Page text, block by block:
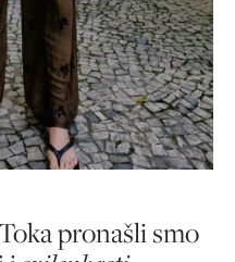
pronašli smo